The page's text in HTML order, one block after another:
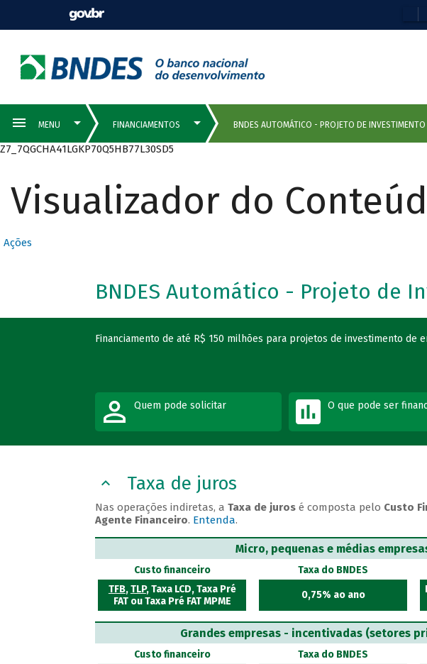
Z7_7QGCHA41LGKP70Q5HB77L30SD5
Visualizador do
Ações
BNDES Automático - Projeto de
Financiamento de até R$ 150 milhões para projetos de investimento de
Quem pode solicitar O que pode ser
Taxa de juros
Nas operações indiretas, aTaxa de juros é composta pelo Custo
Agente Financeiro. Entenda.
Micro, pequenas e médias
Custo financeiro
TFB,TLP, Taxa LCD, Taxa Pré
FAT ou Taxa Pré FAT MPME
Taxa do BNDES
0,75% ao ano
Grandes empresas - incentivadas (setores
Custo financeiro
Taxa do BNDES